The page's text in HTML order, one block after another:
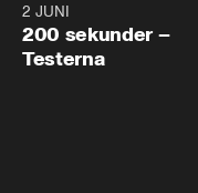
5:002 JUNI
200 sekunder –
Testerna